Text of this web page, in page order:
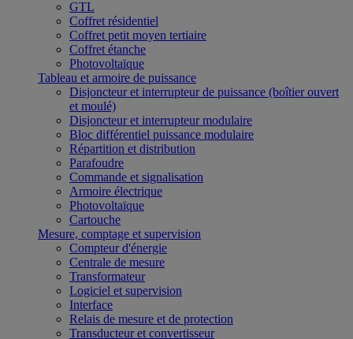
GTL
Coffret résidentiel
Coffret petit moyen tertiaire
Coffret étanche
Photovoltaïque
Tableau et armoire de puissance
Disjoncteur et interrupteur de puissance (boîtier ouvert
et moulé)
Disjoncteur et interrupteur modulaire
Bloc différentiel puissance modulaire
Répartition et distribution
Parafoudre
Commande et signalisation
Armoire électrique
Photovoltaïque
Cartouche
Mesure, comptage et supervision
Compteur d'énergie
Centrale de mesure
Transformateur
Logiciel et supervision
Interface
Relais de mesure et de protection
Transducteur et convertisseur